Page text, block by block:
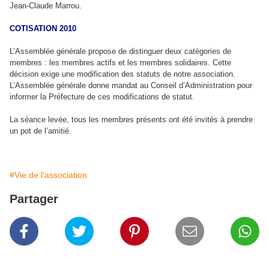
Jean-Claude Marrou.
COTISATION 2010
L’Assemblée générale propose de distinguer deux catégories de
membres : les membres actifs et les membres solidaires. Cette
décision exige une modification des statuts de notre association.
L’Assemblée générale donne mandat au Conseil d’Administration pour
informer la Préfecture de ces modifications de statut.
La séance levée, tous les membres présents ont été invités à prendre
un pot de l’amitié.
#Vie de l'association
Partager